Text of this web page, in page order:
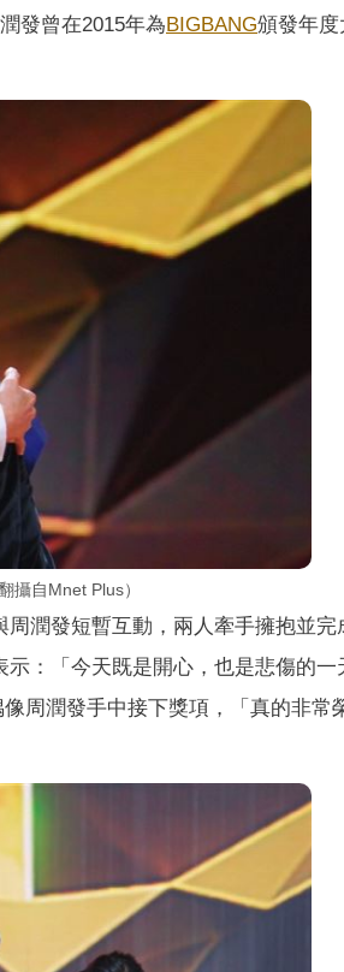
發曾在2015年為BIGBANG頒發年度
攝自Mnet Plus）
潤發短暫互動，兩人牽手擁抱並完
：「今天既是開心，也是悲傷的一
周潤發手中接下獎項，「真的非常